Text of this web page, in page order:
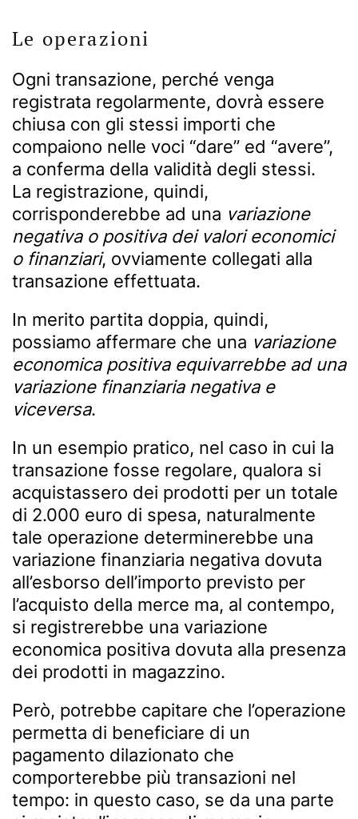
Le operazioni
Ogni transazione, perché venga
registrata regolarmente, dovrà essere
chiusa con gli stessi importi che
compaiono nelle voci “dare” ed “avere”,
a conferma della validità degli stessi.
La registrazione, quindi,
corrisponderebbe ad una variazione
negativa o positiva dei valori economici
o finanziari, ovviamente collegati alla
transazione effettuata.
In merito partita doppia, quindi,
possiamo affermare che una variazione
economica positiva equivarrebbe ad una
variazione finanziaria negativa e
viceversa.
In un esempio pratico, nel caso in cui la
transazione fosse regolare, qualora si
acquistassero dei prodotti per un totale
di 2.000 euro di spesa, naturalmente
tale operazione determinerebbe una
variazione finanziaria negativa dovuta
all’esborso dell’importo previsto per
l’acquisto della merce ma, al contempo,
si registrerebbe una variazione
economica positiva dovuta alla presenza
dei prodotti in magazzino.
Però, potrebbe capitare che l’operazione
permetta di beneficiare di un
pagamento dilazionato che
comporterebbe più transazioni nel
tempo: in questo caso, se da una parte